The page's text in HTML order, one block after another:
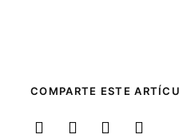
COMPARTE ESTE